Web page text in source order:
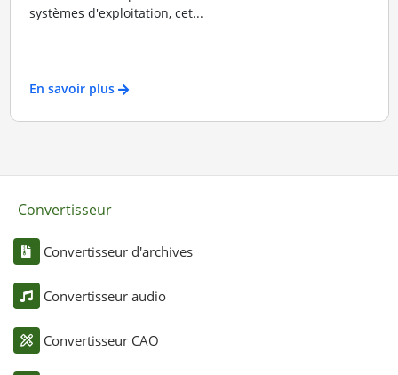
systèmes d'exploitation, cet...
En savoir plus
Convertisseur
Convertisseur d'archives
Convertisseur audio
Convertisseur CAO